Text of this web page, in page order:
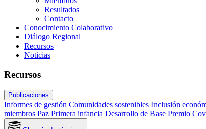
Resultados
Contacto
Conocimiento Colaborativo
Diálogo Regional
Recursos
Noticias
Recursos
Publicaciones
Informes de gestión Comunidades sostenibles Inclusión
miembros Paz Primera infancia Desarrollo de Base Premio